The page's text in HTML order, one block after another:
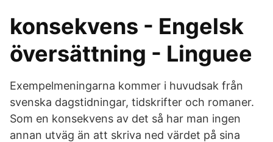
konsekvens - Engelsk
översättning - Linguee
Exempelmeningarna kommer i huvudsak från
svenska dagstidningar, tidskrifter och romaner.
Som en konsekvens av det så har man ingen
annan utväg än att skriva ned värdet på sina